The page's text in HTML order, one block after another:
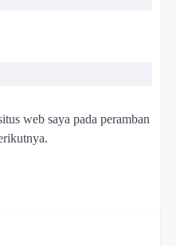
web saya pada peramban